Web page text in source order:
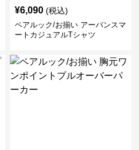
¥6,090 (税込)
ペアルック/お揃い アーバンスマ
ートカジュアルTシャツ